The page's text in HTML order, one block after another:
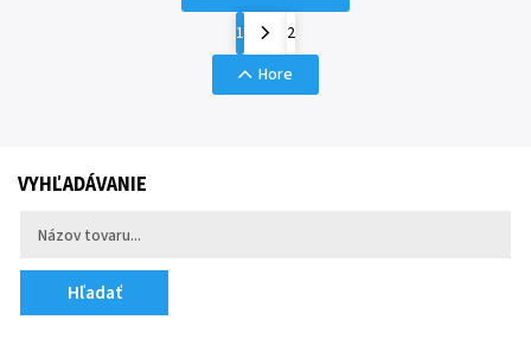
1
2
Hore
VYHĽADÁVANIE
Hľadať